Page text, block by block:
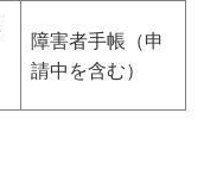
障害者手帳（申
請中を含む）